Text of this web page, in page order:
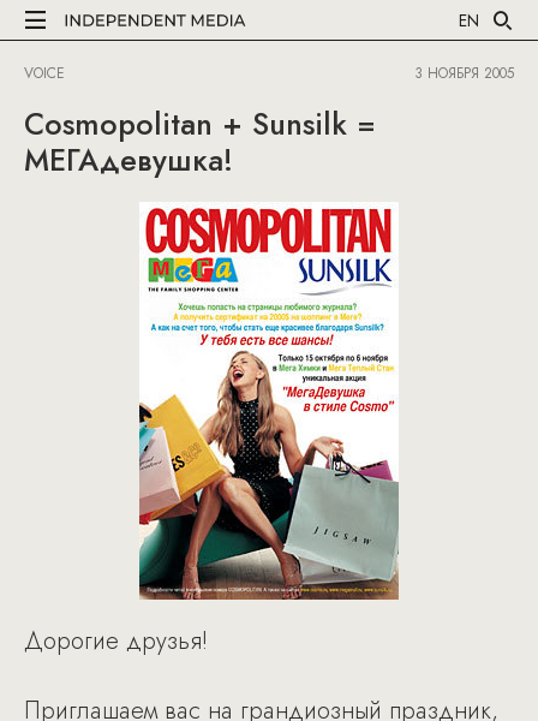
EN
VOICE 3 НОЯБРЯ 2005
Cosmopolitan + Sunsilk =
МЕГАдевушка!
Дорогие друзья!
Приглашаем вас на грандиозный праздник,